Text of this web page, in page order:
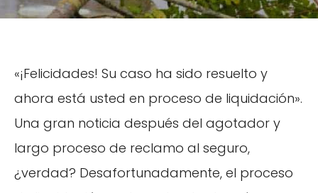
«¡Felicidades! Su caso ha sido resuelto y
ahora está usted en proceso de liquidación».
Una gran noticia después del agotador y
largo proceso de reclamo al seguro,
¿verdad? Desafortunadamente, el proceso